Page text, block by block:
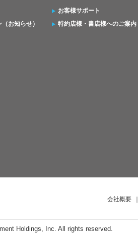
お知らせ）
お客様サポート
特約店様・書店様へのご案内
会社概要 ｜
Holdings, Inc. All rights reserved.